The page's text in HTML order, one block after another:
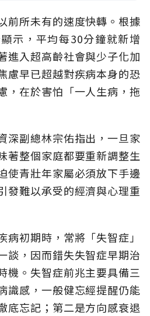
前所未有的速度快轉。根據
示，平均每30分鐘就新增
進入超高齡社會與少子化加
慮早已超越對疾病本身的恐
，在於害怕「一人生病，拖
深副總林宗佑指出，一旦家
著整個家庭都要重新調整生
使青壯年家屬必須放下手邊
發難以承受的經濟與心理重
病初期時，常將「失智症」
談，因而錯失失智症早期治
機。失智症前兆主要具備三
識感，一般健忘經提醒仍能
底忘記；第二是方向感衰退